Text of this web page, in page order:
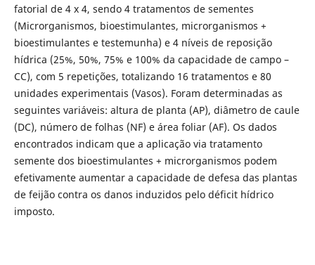
fatorial de 4 x 4, sendo 4 tratamentos de sementes
(Microrganismos, bioestimulantes, microrganismos +
bioestimulantes e testemunha) e 4 níveis de reposição
hídrica (25%, 50%, 75% e 100% da capacidade de campo –
CC), com 5 repetições, totalizando 16 tratamentos e 80
unidades experimentais (Vasos). Foram determinadas as
seguintes variáveis: altura de planta (AP), diâmetro de caule
(DC), número de folhas (NF) e área foliar (AF). Os dados
encontrados indicam que a aplicação via tratamento
semente dos bioestimulantes + microrganismos podem
efetivamente aumentar a capacidade de defesa das plantas
de feijão contra os danos induzidos pelo déficit hídrico
imposto.